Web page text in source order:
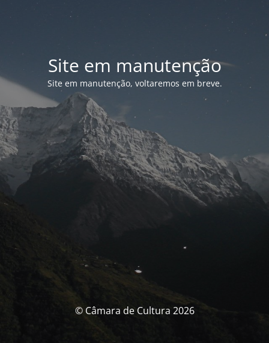
Site em manutenção
Site em manutenção, voltaremos em breve.
© Câmara de Cultura 2026